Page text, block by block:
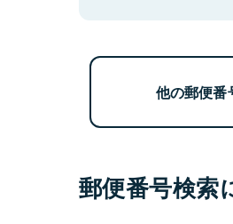
他の郵便番
郵便番号検索